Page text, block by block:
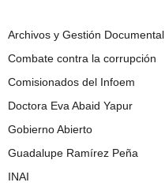
Archivos y Gestión Documental
Combate contra la corrupción
Comisionados del Infoem
Doctora Eva Abaid Yapur
Gobierno Abierto
Guadalupe Ramírez Peña
INAI